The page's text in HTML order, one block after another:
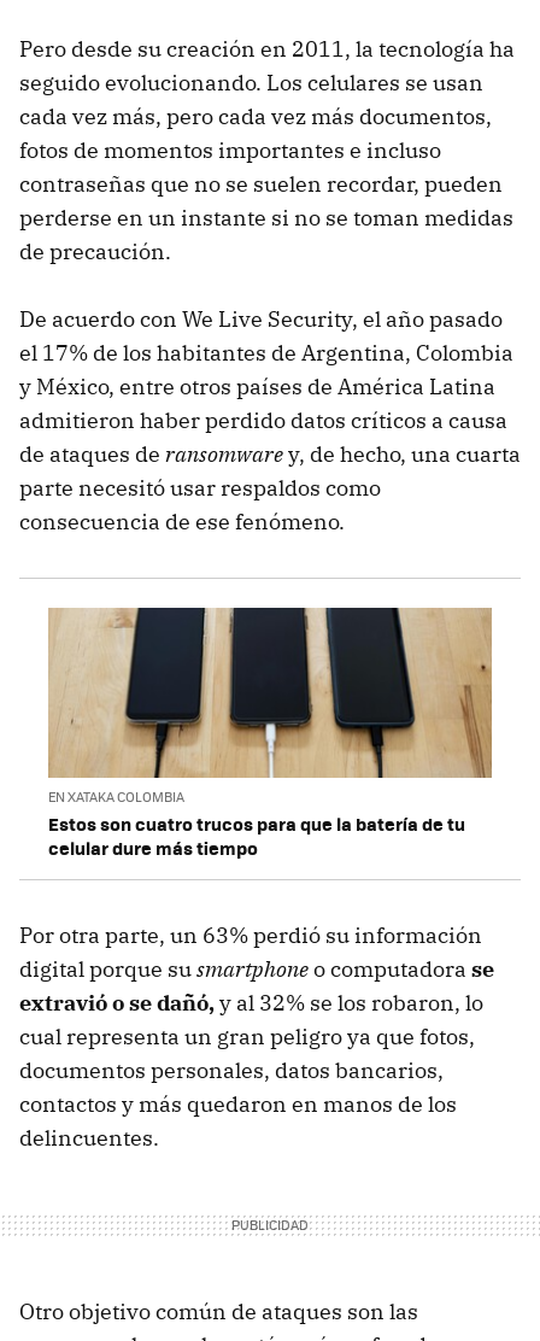
Pero desde su creación en 2011, la tecnología ha
seguido evolucionando. Los celulares se usan
cada vez más, pero cada vez más documentos,
fotos de momentos importantes e incluso
contraseñas que no se suelen recordar, pueden
perderse en un instante si no se toman medidas
de precaución.
De acuerdo con We Live Security, el año pasado
el 17% de los habitantes de Argentina, Colombia
y México, entre otros países de América Latina
admitieron haber perdido datos críticos a causa
de ataques de ransomwarey, de hecho, una cuarta
parte necesitó usar respaldos como
consecuencia de ese fenómeno.
EN XATAKA COLOMBIA
Estos son cuatro trucos para que la batería de tu
celular dure más tiempo
Por otra parte, un 63% perdió su información
digital porque susmartphoneo computadora se
extravió o se dañó,y al 32% se los robaron, lo
cual representa un gran peligro ya que fotos,
documentos personales, datos bancarios,
contactos y más quedaron en manos de los
delincuentes.
Otro objetivo común de ataques son las